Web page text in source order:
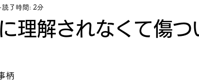
理解されなくて傷つ
読了時間: 2分
柄